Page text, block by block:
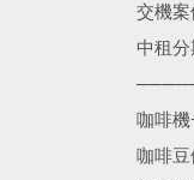
交機案
中租
咖啡
咖啡